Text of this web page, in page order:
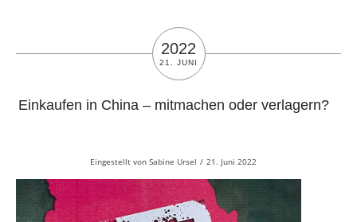
2022
21. JUNI
Einkaufen in China – mitmachen oder verlagern?
Eingestellt vonSabine Ursel / 21. Juni 2022